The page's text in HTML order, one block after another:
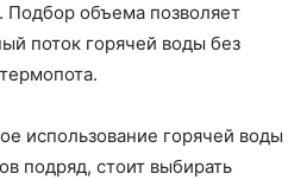
Подбор объема позволяет
поток горячей воды без
использование горячей воды
подряд, стоит выбирать